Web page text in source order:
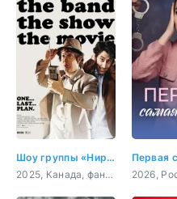
Шоу группы «Нирванна». Фильм
2025, Канада, фантастика, комедия, приключения